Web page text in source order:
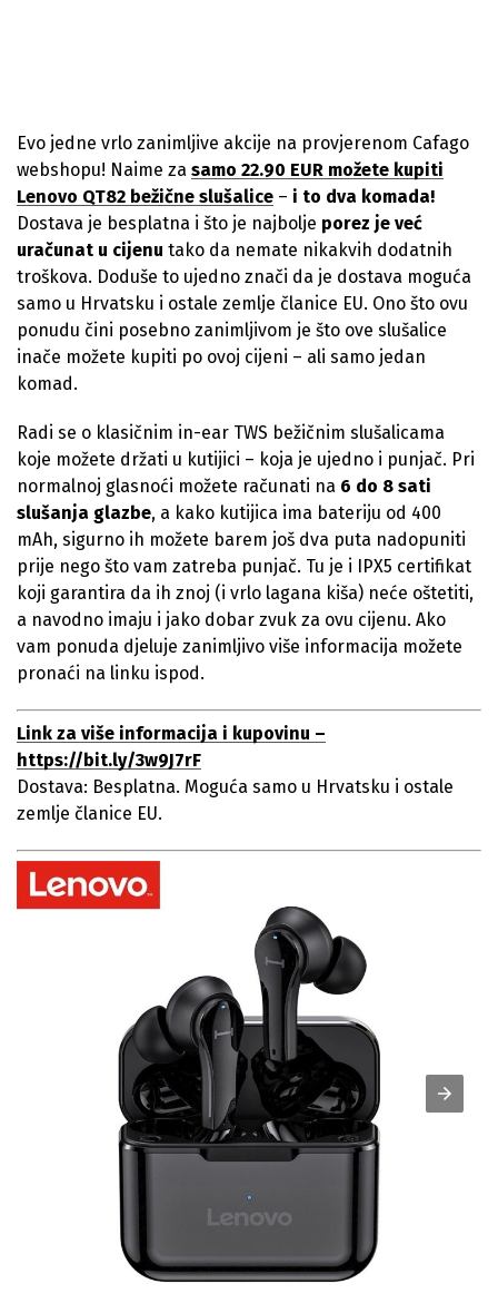
Evo jedne vrlo zanimljive akcije na provjerenom Cafago
webshopu! Naime za samo 22.90 EUR možete kupiti
Lenovo QT82 bežične slušalice – i to dva komada!
Dostava je besplatna i što je najbolje porez je već
uračunat u cijenu tako da nemate nikakvih dodatnih
troškova. Doduše to ujedno znači da je dostava moguća
samo u Hrvatsku i ostale zemlje članice EU. Ono što ovu
ponudu čini posebno zanimljivom je što ove slušalice
inače možete kupiti po ovoj cijeni – ali samo jedan
komad.
Radi se o klasičnim in-ear TWS bežičnim slušalicama
koje možete držati u kutijici – koja je ujedno i punjač. Pri
normalnoj glasnoći možete računati na 6 do 8 sati
slušanja glazbe, a kako kutijica ima bateriju od 400
mAh, sigurno ih možete barem još dva puta nadopuniti
prije nego što vam zatreba punjač. Tu je i IPX5 certifikat
koji garantira da ih znoj (i vrlo lagana kiša) neće oštetiti,
a navodno imaju i jako dobar zvuk za ovu cijenu. Ako
vam ponuda djeluje zanimljivo više informacija možete
pronaći na linku ispod.
Link za više informacija i kupovinu –
https://bit.ly/3w9J7rF
Dostava: Besplatna. Moguća samo u Hrvatsku i ostale
zemlje članice EU.